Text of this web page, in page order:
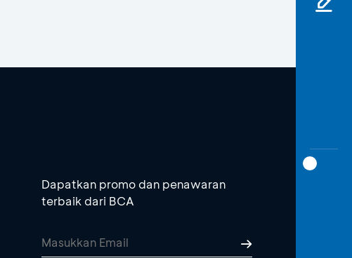
Dapatkan promo dan penawaran
terbaik dari BCA